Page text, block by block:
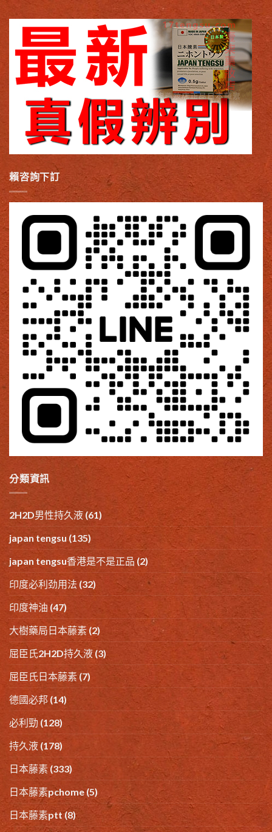
賴咨詢下訂
分類資訊
2H2D男性持久液 (61)
japan tengsu (135)
japan tengsu香港是不是正品(2)
印度必利劲用法 (32)
印度神油 (47)
大樹藥局日本藤素 (2)
屈臣氏2H2D持久液 (3)
屈臣氏日本藤素 (7)
德國必邦 (14)
必利勁 (128)
持久液 (178)
日本藤素(333)
日本藤素pchome (5)
日本藤素ptt(8)